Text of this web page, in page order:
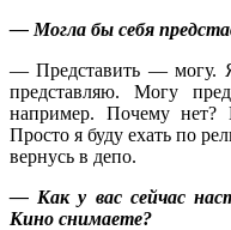
— Могла бы себя
— Представить — могу.
представляю. Могу
например. Почему нет?
Просто я буду ехать по
вернусь в депо.
— Как у вас сейчас
Кино снимаете?